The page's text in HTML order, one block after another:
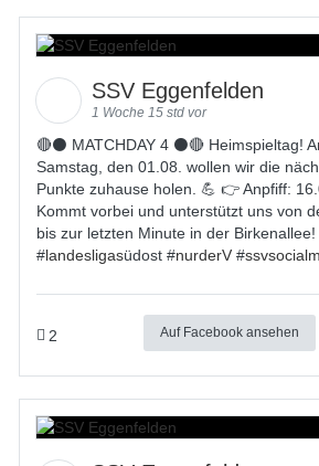
SSV Eggenfelden
1 Woche 15 std vor
🔴⚫ MATCHDAY 4 ⚫🔴 Heimspieltag!
Samstag, den 01.08. wollen wir die
Punkte zuhause holen. 💪 👉 Anpfiff:
Kommt vorbei und unterstützt uns von
bis zur letzten Minute in der Birkenallee!
#landesligasüdost #nurderV #
2 Auf Facebook ansehen